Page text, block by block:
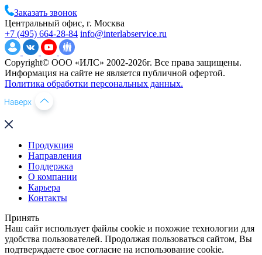
Заказать звонок
Центральный офис, г. Москва
+7 (495) 664-28-84 info@interlabservice.ru
Copyright© ООО «ИЛС» 2002-2026г. Все права защищены.
Информация на сайте не является публичной офертой.
Политика обработки персональных данных.
Продукция
Направления
Поддержка
О компании
Карьера
Контакты
Принять
Наш сайт использует файлы cookie и похожие технологии для
удобства пользователей. Продолжая пользоваться сайтом, Вы
подтверждаете свое согласие на использование cookie.